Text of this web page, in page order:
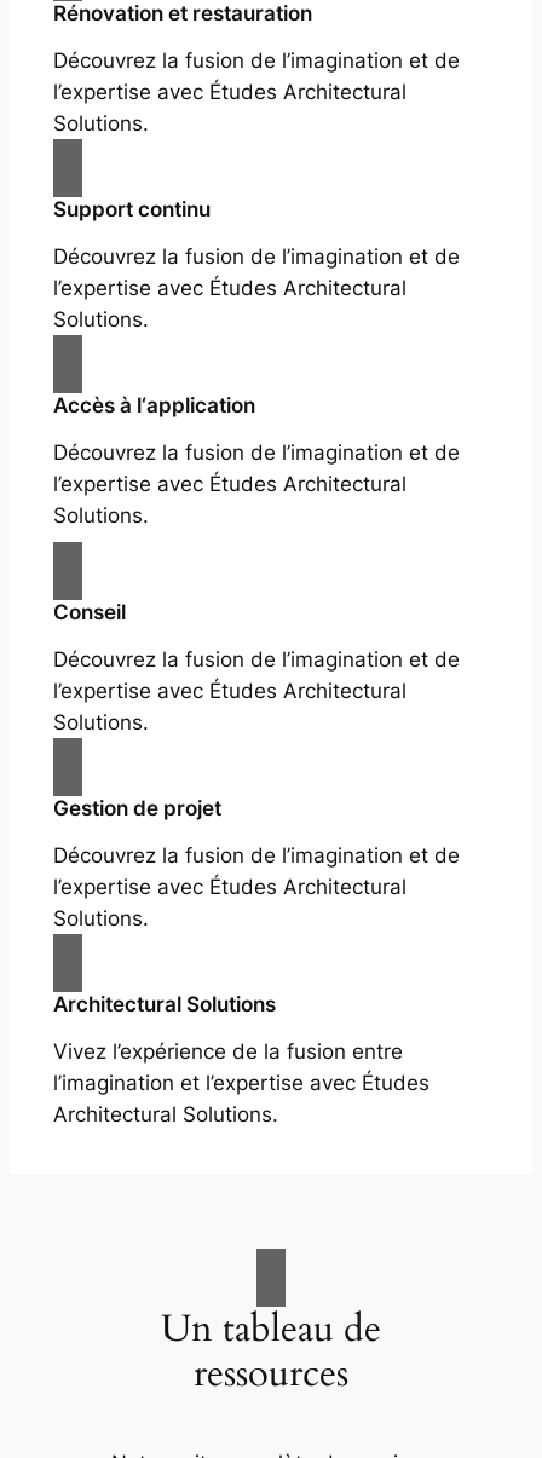
Rénovation et restauration
Découvrez la fusion de l’imagination et de
l’expertise avec Études Architectural
Solutions.
Support continu
Découvrez la fusion de l’imagination et de
l’expertise avec Études Architectural
Solutions.
Accès à l‘application
Découvrez la fusion de l’imagination et de
l’expertise avec Études Architectural
Solutions.
Conseil
Découvrez la fusion de l’imagination et de
l’expertise avec Études Architectural
Solutions.
Gestion de projet
Découvrez la fusion de l’imagination et de
l’expertise avec Études Architectural
Solutions.
Architectural Solutions
Vivez l’expérience de la fusion entre
l’imagination et l’expertise avec Études
Architectural Solutions.
Un tableau de
ressources